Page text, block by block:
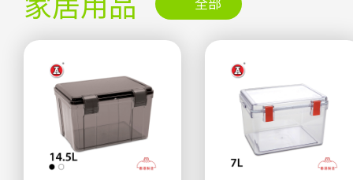
全部